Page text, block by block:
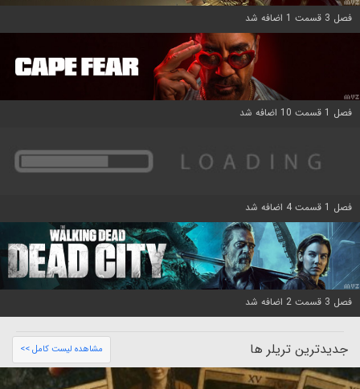
فصل 3 قسمت 1 اضافه شد
فصل 1 قسمت 10 اضافه شد
فصل 1 قسمت 4 اضافه شد
فصل 3 قسمت 2 اضافه شد
جدیدترین تریلر ها مشاهده لیست کامل >>